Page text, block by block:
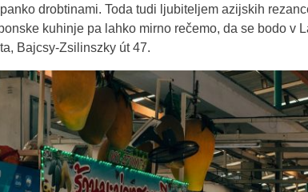
drobtinami. Toda tudi ljubiteljem azijskih
kuhinje pa lahko mirno rečemo, da se bodo v
Bajcsy-Zsilinszky út 47.